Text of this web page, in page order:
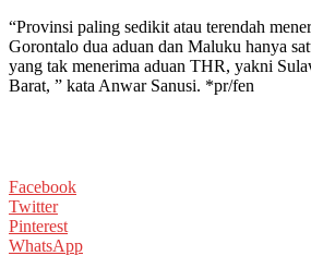
“Provinsi paling sedikit atau terendah
Gorontalo dua aduan dan Maluku hanya
yang tak menerima aduan THR, yakni
Barat, ” kata Anwar Sanusi. *pr/fen
Facebook
Twitter
Pinterest
WhatsApp